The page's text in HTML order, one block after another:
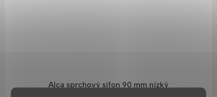
Alca sprchový sifon 90 mm nízký